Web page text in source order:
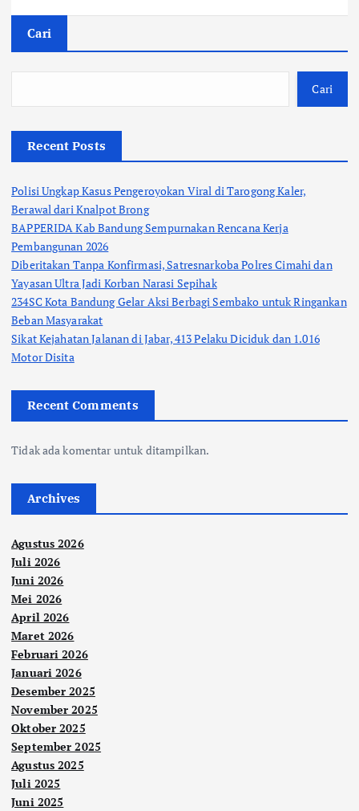
Cari
Cari
Recent Posts
Polisi Ungkap Kasus Pengeroyokan Viral di Tarogong Kaler,
Berawal dari Knalpot Brong
BAPPERIDA Kab Bandung Sempurnakan Rencana Kerja
Pembangunan 2026
Diberitakan Tanpa Konfirmasi, Satresnarkoba Polres Cimahi dan
Yayasan Ultra Jadi Korban Narasi Sepihak
234SC Kota Bandung Gelar Aksi Berbagi Sembako untuk Ringankan
Beban Masyarakat
Sikat Kejahatan Jalanan di Jabar, 413 Pelaku Diciduk dan 1.016
Motor Disita
Recent Comments
Tidak ada komentar untuk ditampilkan.
Archives
Agustus 2026
Juli 2026
Juni 2026
Mei 2026
April 2026
Maret 2026
Februari 2026
Januari 2026
Desember 2025
November 2025
Oktober 2025
September 2025
Agustus 2025
Juli 2025
Juni 2025